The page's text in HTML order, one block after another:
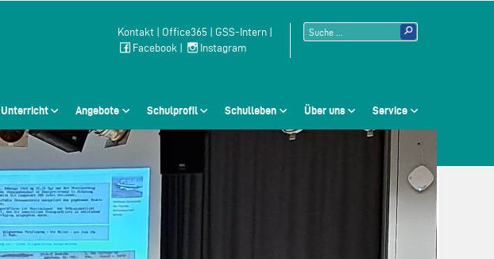
Kontakt| Office365 GSS-Intern|
Facebook| Instagram
Suchen
Unterricht Angebote Schulprofil Schulleben Über uns Service